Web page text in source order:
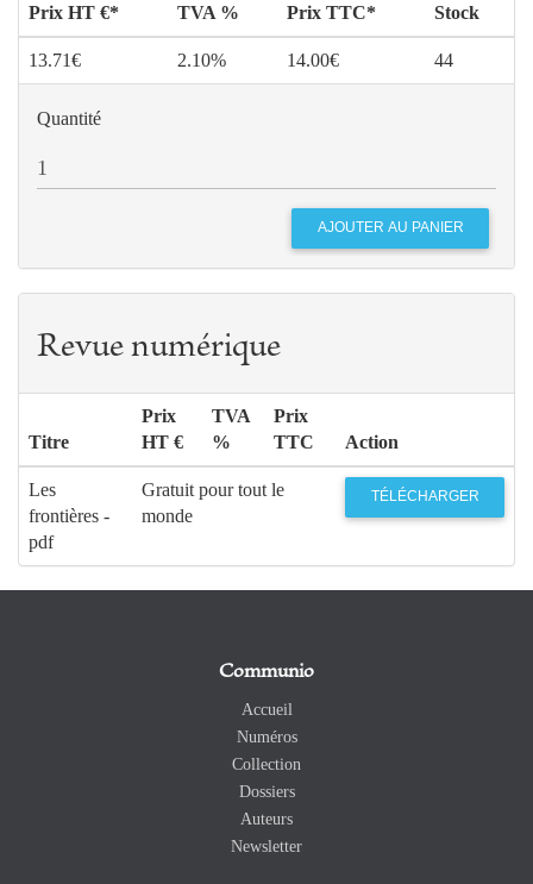
Prix HT €* TVA % Prix TTC* Stock
13.71€ 2.10% 14.00€ 44
Quantité
Revue numérique
Titre
Prix
HT €
TVA
%
Prix
TTC
Action
Les
frontières -
pdf
Gratuit pour tout le
monde
TÉLÉCHARGER
Communio
Accueil
Numéros
Collection
Dossiers
Auteurs
Newsletter